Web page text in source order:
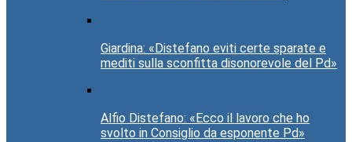
Giardina: «Distefano eviti certe sparate e
mediti sulla sconfitta disonorevole del Pd»
Alfio Distefano: «Ecco il lavoro che ho
svolto in Consiglio da esponente Pd»